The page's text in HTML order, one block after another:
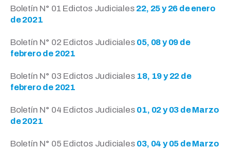
Boletín N° 01 Edictos Judiciales 22, 25 y 26 de enero
de 2021
Boletín N° 02 Edictos Judiciales 05, 08 y 09 de
febrero de 2021
Boletín N° 03 Edictos Judiciales 18, 19 y 22 de
febrero de 2021
Boletín N° 04 Edictos Judiciales 01, 02 y 03 de Marzo
de 2021
Boletín N° 05 Edictos Judiciales 03, 04 y 05 de Marzo